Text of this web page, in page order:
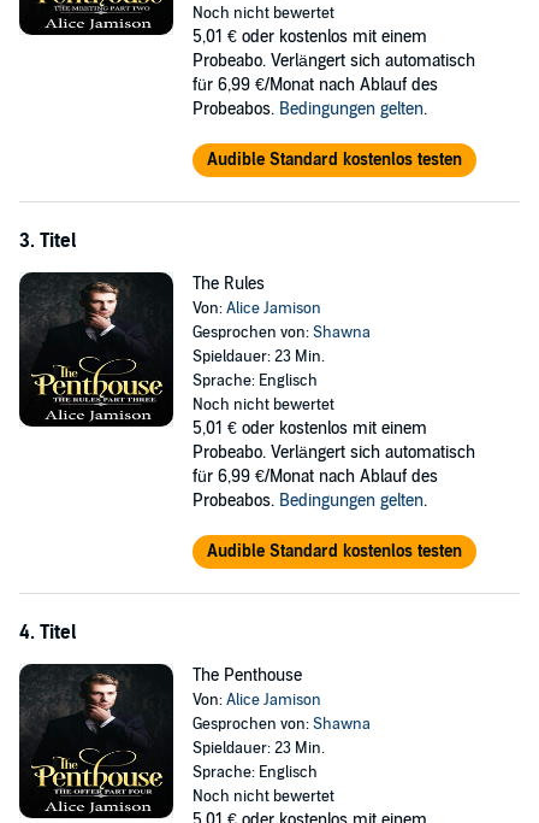
Noch nicht bewertet
5,01 € oder kostenlos mit einem
Probeabo. Verlängert sich automatisch
für 6,99 €/Monat nach Ablauf des
Probeabos. Bedingungen gelten.
Audible Standard kostenlos testen
3. Titel
The Rules
Von:Alice Jamison
Gesprochen von:Shawna
Spieldauer: 23 Min.
Sprache: Englisch
Noch nicht bewertet
5,01 € oder kostenlos mit einem
Probeabo. Verlängert sich automatisch
für 6,99 €/Monat nach Ablauf des
Probeabos. Bedingungen gelten.
Audible Standard kostenlos testen
4. Titel
The Penthouse
Von:Alice Jamison
Gesprochen von:Shawna
Spieldauer: 23 Min.
Sprache: Englisch
Noch nicht bewertet